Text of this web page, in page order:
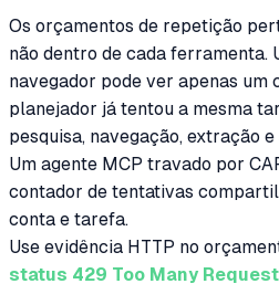
Os orçamentos de repetição
não dentro de cada ferramenta.
navegador pode ver apenas um
planejador já tentou a mesma
pesquisa, navegação, extração
Um agente MCP travado por
contador de tentativas
conta e tarefa.
Use evidência HTTP no
status 429 Too Many